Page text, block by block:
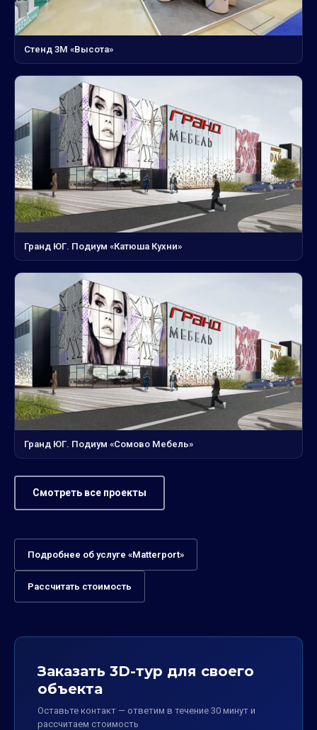
Стенд 3М «Высота»
Гранд ЮГ. Подиум «Катюша Кухни»
Гранд ЮГ. Подиум «Сомово Мебель»
Смотреть все проекты
Подробнее об услуге «Matterport»
Рассчитать стоимость
Заказать 3D-тур для своего
объекта
Оставьте контакт — ответим в течение 30 минут и
рассчитаем стоимость